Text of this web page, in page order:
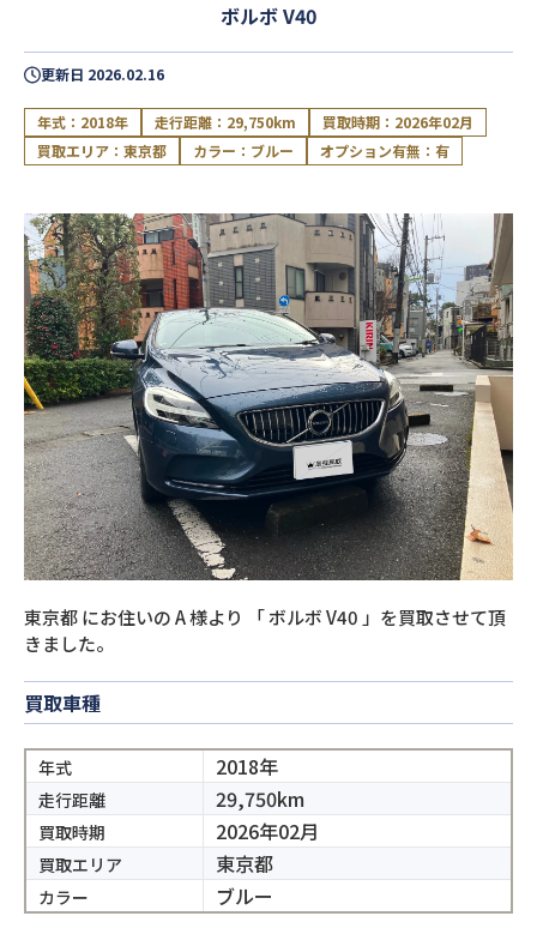
閉じる
ボルボ V40
更新日 2026.02.16
年式：2018年 走行距離：29,750km
買取時期：2026年02月
買取エリア：東京都
カラー：ブルー オプション有無：有
東京都にお住いのA様より 「ボルボ V40 」を買取させて頂
きました。
買取車種
年式 2018年
走行距離 29,750km
買取時期 2026年02月
買取エリア 東京都
カラー ブルー